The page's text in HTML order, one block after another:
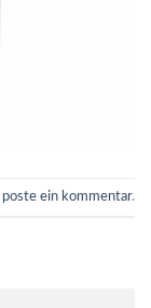
poste ein kommentar.